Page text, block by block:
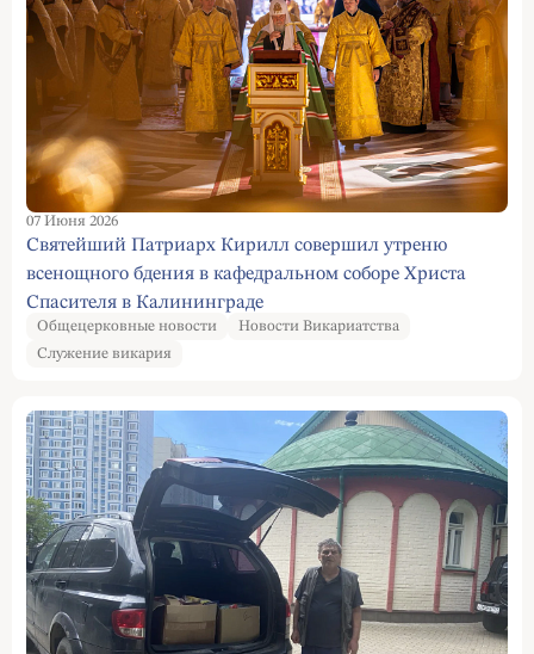
07 Июня 2026
Святейший Патриарх Кирилл совершил утреню
всенощного бдения в кафедральном соборе Христа
Спасителя в Калининграде
Общецерковные новости
Новости Викариатства
Служение викария